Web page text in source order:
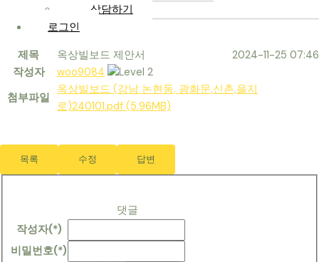
상담하기
로그인
제목 옥상빌보드 제안서
2024-11-25 07:46
작성자
woo9084
첨부파일
옥상빌보드 (강남 논현동, 광화문,신촌,을지
로)240101.pdf (5.96MB)
목록 수정 답변
댓글
작성자(*)
비밀번호(*)